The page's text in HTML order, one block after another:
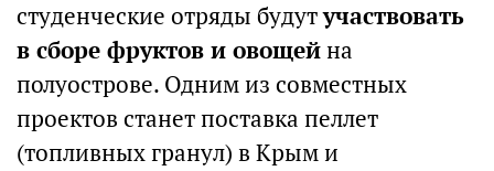
студенческие отряды будутучаствовать
в сборе фруктов и овощейна
полуострове. Одним из совместных
проектов станет поставка пеллет
(топливных гранул) в Крым и